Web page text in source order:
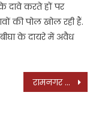
करते हों पर
की पोल खोल रही हैं.
के दायरे में अवैध
रामनगर के मोहनपुर गांव में सपा नेताओं की चाय पर चर्चा, अनिल पटेल के निवास पर पहुंची राष्ट्रीय प्रवक्ता नेहा यादव और समर्थ मिश्रा, हुआ भव्य स्वागत